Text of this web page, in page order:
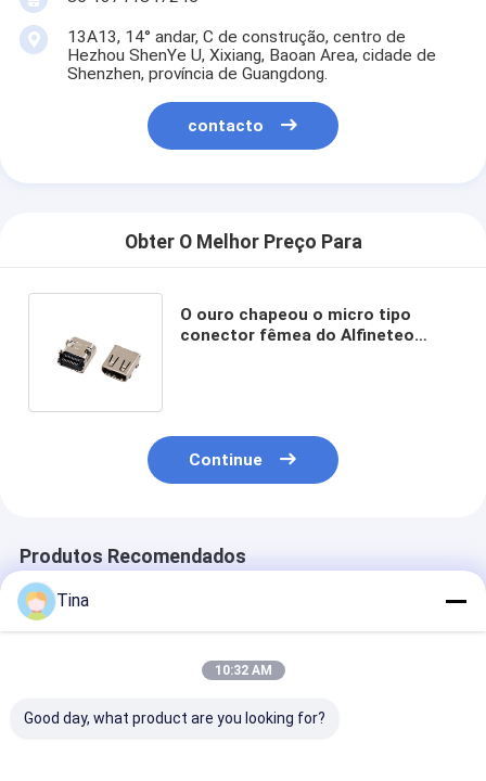
13A13, 14° andar, C de construção, centro de
Hezhou ShenYe U, Xixiang, Baoan Area, cidade de
Shenzhen, província de Guangdong.
contacto
Obter O Melhor Preço Para
O ouro chapeou o micro tipo
conector fêmea do Alfineteo
Continue
Produtos Recomendados
Tina
10:32 AM
Good day, what product are you looking for?